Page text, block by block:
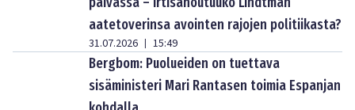
aatetoverinsa avointen rajojen politiikasta?
31.07.2026 | 15:49
Bergbom: Puolueiden on tuettava
sisäministeri Mari Rantasen toimia Espanjan